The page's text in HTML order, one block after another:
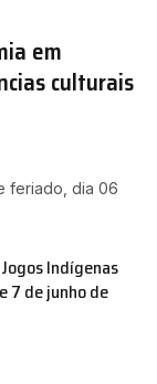
em
culturais
feriado, dia 06
Indígenas
7 de junho de